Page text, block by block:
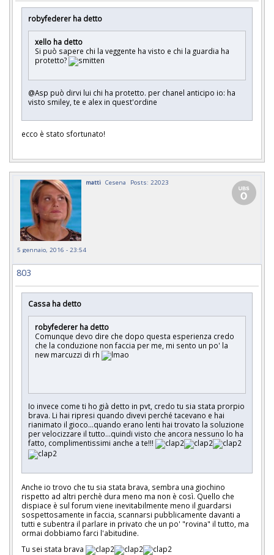
robyfederer ha detto
xello ha detto
Si può sapere chi la veggente ha visto e chi la guardia ha
protetto?
@Asp può dirvi lui chi ha protetto. per chanel anticipo io: ha
visto smiley, te e alex in quest'ordine
ecco è stato sfortunato!
matti Cesena Posts: 22023
5 gennaio, 2016 - 23:54
803
Cassa ha detto
robyfederer ha detto
Comunque devo dire che dopo questa esperienza credo
che la conduzione non faccia per me, mi sento un po' la
new marcuzzi di rh
Io invece come ti ho già detto in pvt, credo tu sia stata prorpio
brava. Li hai ripresi quando divevi perché tacevano e hai
rianimato il gioco...quando erano lenti hai trovato la soluzione
per velocizzare il tutto...quindi visto che ancora nessuno lo ha
fatto, complimentissimi anche a te!!!
Anche io trovo che tu sia stata brava, sembra una giochino
rispetto ad altri perchè dura meno ma non è così. Quello che
dispiace è sul forum viene inevitabilmente meno il guardarsi
sospettosamente in faccia, scannarsi pubblicamente davanti a
tutti e subentra il parlare in privato che un po' "rovina" il tutto, ma
ormai dobbiamo farci l'abitudine.
Tu sei stata brava